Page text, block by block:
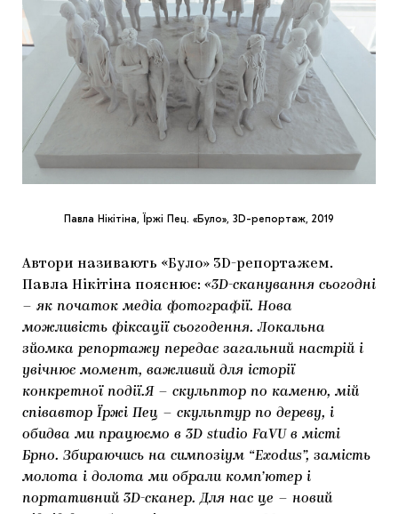
Павла Нікітіна, Їржі Пец. «Було», 3D-репортаж, 2019
Автори називають «Було» 3D-репортажем.
Павла Нікітіна пояснює: «3D-сканування сьогодні
– як початок медіа фотографії. Нова
можливість фіксації сьогодення. Локальна
зйомка репортажу передає загальний настрій і
увічнює момент, важливий для історії
конкретної події.Я – скульптор по каменю, мій
співавтор Їржі Пец – скульптур по дереву, і
обидва ми працюємо в 3D studio FaVU в місті
Брно. Збираючись на симпозіум “Exodus”, замість
молота і долота ми обрали комп’ютер і
портативний 3D-сканер. Для нас це – новий